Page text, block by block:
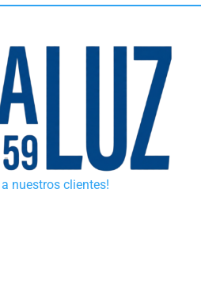
nuestros clientes!